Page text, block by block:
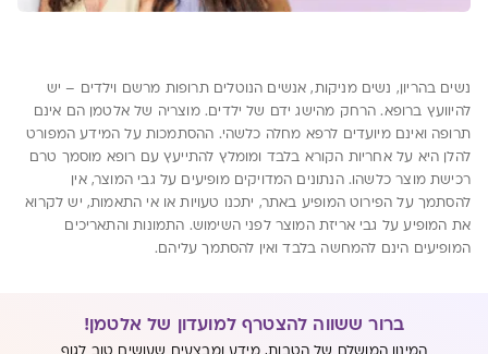
נשים בהריון, נשים מניקות, אנשים הנוטלים תרופות מרשם וילדים – יש
להיוועץ ברופא. הרחק מהישג ידם של ילדים. מוצריה של אלטמן הם אינם
תרופה ואינם מיועדים לרפא מחלה כלשהי. ההסתמכות על המידע המפורט
להלן היא על אחריות הקורא בלבד ומומלץ להתייעץ עם רופא מוסמך טרם
רכישת מוצר כלשהו. הנתונים המדויקים מופיעים על גבי המוצר, אין
להסתמך על הפירוט המופיע באתר, יתכנו טעויות או אי התאמות, יש לקרוא
את המופיע על גבי אריזת המוצר לפני השימוש. התמונות והתאריכים
המופיעים הינם להמחשה בלבד ואין להסתמך עליהם.
ברור ששווה להצטרף למועדון של אלטמן!